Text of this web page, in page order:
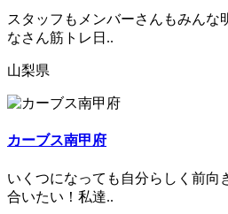
スタッフもメンバーさんもみんな
なさん筋トレ日..
山梨県
カーブス南甲府
いくつになっても自分らしく前向
合いたい！私達..